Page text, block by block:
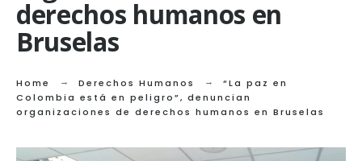
derechos humanos en
Bruselas
Home Derechos Humanos
“La paz en
Colombia está en peligro”, denuncian
organizaciones de derechos humanos en Bruselas